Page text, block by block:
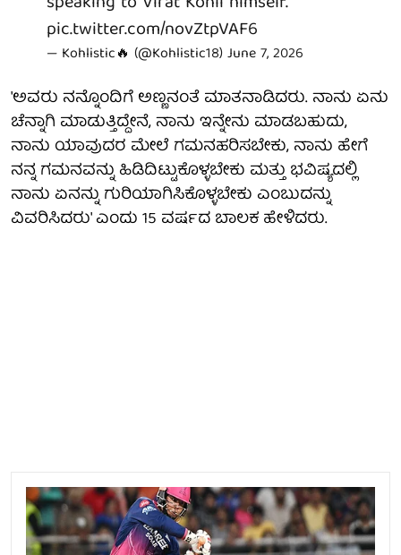
pic.twitter.com/novZtpVAF6
— Kohlistic🔥 (@Kohlistic18)June 7, 2026
'ಅವರು ನನ್ನೊಂದಿಗೆ ಅಣ್ಣನಂತೆ ಮಾತನಾಡಿದರು. ನಾನು ಏನು
ಚೆನ್ನಾಗಿ ಮಾಡುತ್ತಿದ್ದೇನೆ, ನಾನು ಇನ್ನೇನು ಮಾಡಬಹುದು,
ನಾನು ಯಾವುದರ ಮೇಲೆ ಗಮನಹರಿಸಬೇಕು, ನಾನು ಹೇಗೆ
ನನ್ನ ಗಮನವನ್ನು ಹಿಡಿದಿಟ್ಟುಕೊಳ್ಳಬೇಕು ಮತ್ತು ಭವಿಷ್ಯದಲ್ಲಿ
ನಾನು ಏನನ್ನು ಗುರಿಯಾಗಿಸಿಕೊಳ್ಳಬೇಕು ಎಂಬುದನ್ನು
ವಿವರಿಸಿದರು' ಎಂದು 15 ವರ್ಷದ ಬಾಲಕ ಹೇಳಿದರು.